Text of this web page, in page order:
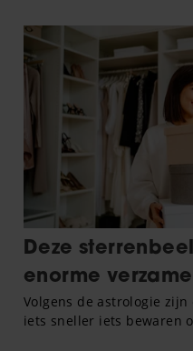
verzameld op basis van
gaat akkoord met onze
gebruiken.